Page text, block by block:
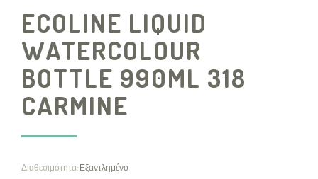
ECOLINE LIQUID
WATERCOLOUR
BOTTLE 990ML 318
CARMINE
Διαθεσιμότητα: Εξαντλημένο